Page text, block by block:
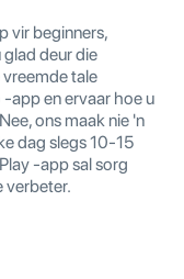
vir beginners,
deur die
tale
app en ervaar hoe u
ons maak nie 'n
dag slegs 10-15
-app sal sorg
verbeter.